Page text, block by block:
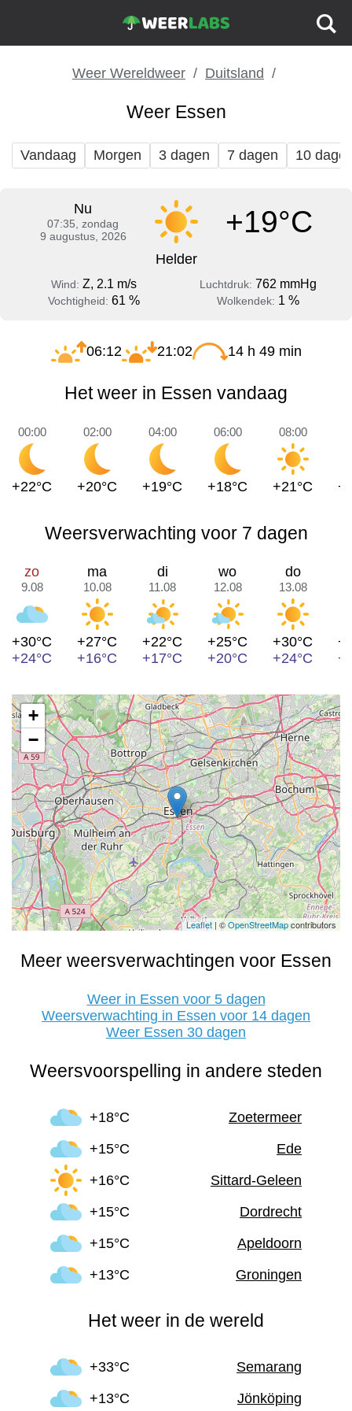
Weer Wereldweer Duitsland
Weer Essen
Vandaag Morgen 3 dagen 7 dagen 10
Nu
07:35, zondag
9 augustus, 2026
+19°C
Helder
Wind: Z, 2.1 m/s Luchtdruk: 762 mmHg
Vochtigheid: 61 % Wolkendek: 1 %
06:12 21:02 14 h 49 min
Het weer in Essen vandaag
00:00
+22°C
02:00
+20°C
04:00
+19°C
06:00
+18°C
08:00
+21°C
Weersverwachting voor 7 dagen
zo
9.08
+30°C
+24°C
ma
10.08
+27°C
+16°C
di
11.08
+22°C
+17°C
wo
12.08
+25°C
+20°C
do
13.08
+30°C
+24°C
+
−
Leaflet | ©OpenStreetMapcontributors
Meer weersverwachtingen voor Essen
Weer in Essen voor 5 dagen
Weersverwachting in Essen voor 14 dagen
Weer Essen 30 dagen
Weersvoorspelling in andere steden
+18°C
Zoetermeer
+15°C
Ede
+16°C
Sittard-Geleen
+15°C
Dordrecht
+15°C
Apeldoorn
+13°C
Groningen
Het weer in de wereld
+33°C
Semarang
+13°C
Jönköping